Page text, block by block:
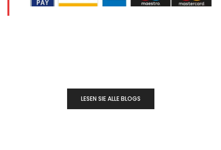
LESEN SIE ALLE BLOGS